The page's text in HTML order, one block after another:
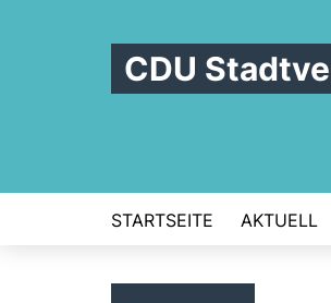
CDU
STARTSEITE AKTUELL